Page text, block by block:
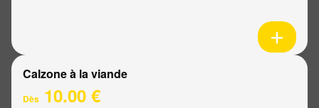
Calzone à la viande
Dès 10.00 €